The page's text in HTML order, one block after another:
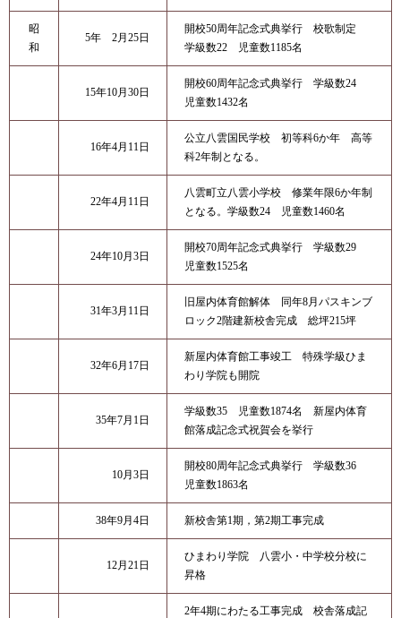
昭
和
5年 2月25日
開校50周年記念式典挙行 校歌制定
学級数22 児童数1185名
15年10月30日
開校60周年記念式典挙行 学級数24
児童数1432名
16年4月11日
公立八雲国民学校 初等科6か年 高等
科2年制となる。
22年4月11日
八雲町立八雲小学校 修業年限6か年制
となる。学級数24 児童数1460名
24年10月3日
開校70周年記念式典挙行 学級数29
児童数1525名
31年3月11日
旧屋内体育館解体 同年8月パスキンブ
ロック2階建新校舎完成 総坪215坪
32年6月17日
新屋内体育館工事竣工 特殊学級ひま
わり学院も開院
35年7月1日
学級数35 児童数1874名 新屋内体育
館落成記念式祝賀会を挙行
10月3日
開校80周年記念式典挙行 学級数36
児童数1863名
38年9月4日 新校舎第1期，第2期工事完成
12月21日
ひまわり学院 八雲小・中学校分校に
昇格
2年4期にわたる工事完成 校舎落成記